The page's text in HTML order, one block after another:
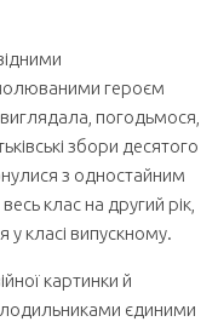
героєм
погодьмося,
збори десятого
з одностайним
клас на другий рік,
у класі випускному.
картинки й
єдиними